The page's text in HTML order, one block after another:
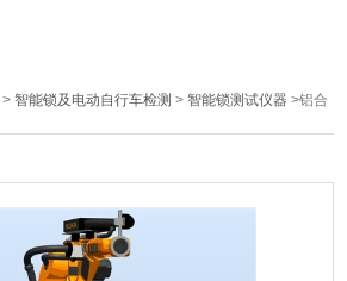
>智能锁及电动自行车检测 >智能锁测试仪器 >铝合